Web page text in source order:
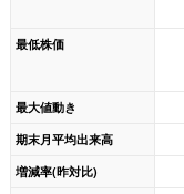
最低株価
最大値動き
期末月平均出来高
増減率(昨対比)